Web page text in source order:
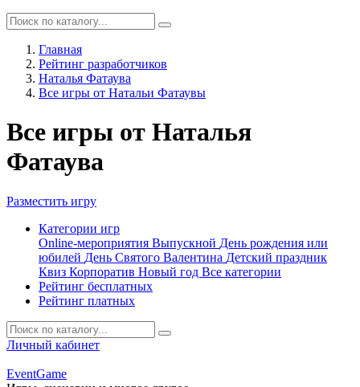
Главная
Рейтинг разработчиков
Наталья Фатаува
Все игры от Натальи Фатаувы
Все игры от Наталья
Фатаува
Разместить игру
Категории игр
Online-мероприятия Выпускной День рождения или
юбилей День Святого Валентина Детский праздник
Квиз Корпоратив Новый год Все категории
Рейтинг бесплатных
Рейтинг платных
Личный кабинет
EventGame